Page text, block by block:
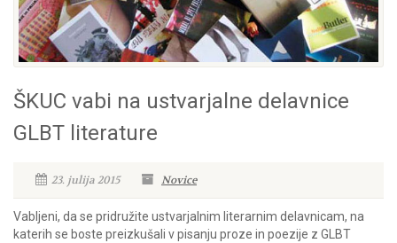
ŠKUC vabi na ustvarjalne delavnice
GLBT literature
23. julija 2015 Novice
Vabljeni, da se pridružite ustvarjalnim literarnim delavnicam, na
katerih se boste preizkušali v pisanju proze in poezije z GLBT